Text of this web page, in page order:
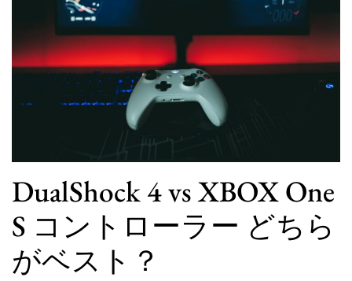
DualShock 4 vs XBOX One
S コントローラー どちら
がベスト？